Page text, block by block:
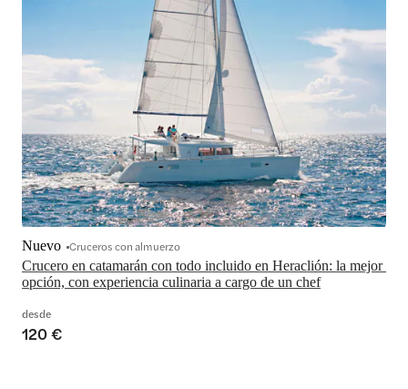
Crucero en catamarán con todo incluido en Heraclión: la mejor
opción, con experiencia culinaria a cargo de un chef
Nuevo Cruceros con almuerzo
desde
120 €